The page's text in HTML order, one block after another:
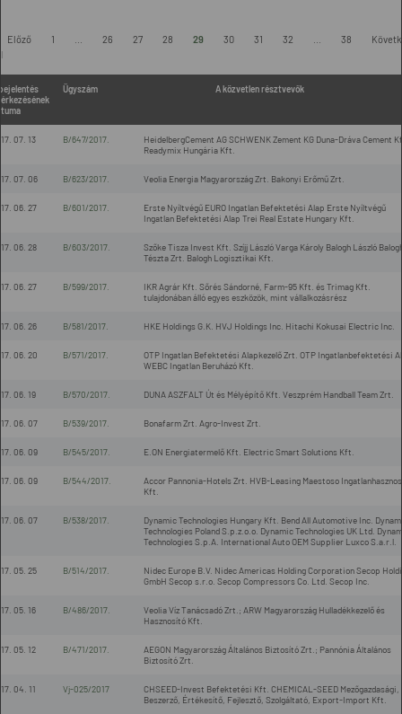
Előző 1 26 27 28 29 30 31 32 38
Ügyszám A közvetlen résztvevők
07. 13 B/647/2017.
HeidelbergCement AG SCHWENK Zement KG Duna-Dráva Cement
Readymix Hungária Kft.
07. 06 B/623/2017. Veolia Energia Magyarország Zrt. Bakonyi Erőmű Zrt.
06. 27 B/601/2017.
Erste Nyíltvégű EURO Ingatlan Befektetési Alap Erste Nyíltvégű
Ingatlan Befektetési Alap Trei Real Estate Hungary Kft.
06. 28 B/603/2017.
Szőke Tisza Invest Kft. Szíjj László Varga Károly Balogh László
Tészta Zrt. Balogh Logisztikai Kft.
06. 27 B/599/2017.
IKR Agrár Kft. Sőrés Sándorné, Farm-95 Kft. és Trimag Kft.
tulajdonában álló egyes eszközök, mint vállalkozásrész
06. 26 B/581/2017. HKE Holdings G.K. HVJ Holdings Inc. Hitachi Kokusai Electric Inc.
06. 20 B/571/2017.
OTP Ingatlan Befektetési Alapkezelő Zrt. OTP Ingatlanbefektetési
WEBC Ingatlan Beruházó Kft.
06. 19 B/570/2017. DUNA ASZFALT Út és Mélyépítő Kft. Veszprém Handball Team Zrt.
06. 07 B/539/2017. Bonafarm Zrt. Agro-Invest Zrt.
06. 09 B/545/2017. E.ON Energiatermelő Kft. Electric Smart Solutions Kft.
06. 09 B/544/2017.
Accor Pannonia-Hotels Zrt. HVB-Leasing Maestoso
Kft.
06. 07 B/538/2017.
Dynamic Technologies Hungary Kft. Bend All Automotive Inc.
Technologies Poland S.p.z.o.o. Dynamic Technologies UK Ltd.
Technologies S.p.A. International Auto OEM Supplier Luxco S.a.r.l.
05. 25 B/514/2017.
Nidec Europe B.V. Nidec Americas Holding Corporation Secop
GmbH Secop s.r.o. Secop Compressors Co. Ltd. Secop Inc.
05. 16 B/486/2017.
Veolia Víz Tanácsadó Zrt.; ARW Magyarország Hulladékkezelő és
Hasznosító Kft.
05. 12 B/471/2017.
AEGON Magyarország Általános Biztosító Zrt.; Pannónia Általános
Biztosító Zrt.
04. 11 Vj-025/2017
CHSEED-Invest Befektetési Kft. CHEMICAL-SEED Mezőgazdasági,
Beszerző, Értékesítő, Fejlesztő, Szolgáltató, Export-Import Kft.